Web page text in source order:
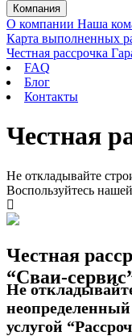
Компания
О компании Наша
Карта выполненных
Честная рассрочка
FAQ
Блог
Контакты
Честная
Не откладывайте
Воспользуйтесь
Честная
“Сваи-
Не
услугой